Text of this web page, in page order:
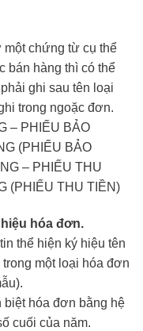
chứng từ cụ thể
bán hàng thì có thể
ghi sau tên loại
trong ngoặc đơn.
– PHIẾU BẢO
(PHIẾU BẢO
– PHIẾU THU
(PHIẾU THU TIỀN)
hóa đơn.
thể hiện ký hiệu tên
một loại hóa đơn
biệt hóa đơn bằng hệ
cuối của năm.